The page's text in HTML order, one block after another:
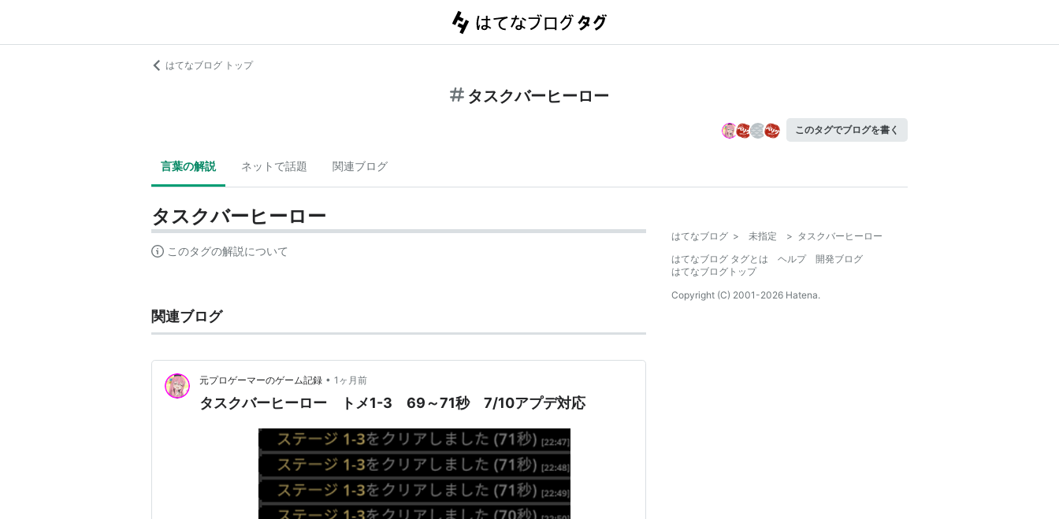
はてなブログ トップ
タスクバーヒーロー
このタグでブログを書く
言葉の解説 ネットで話題 関連ブログ
タスクバーヒーロー
このタグの解説について
関連ブログ
元プロゲーマーのゲーム記録 • 1ヶ月前
タスクバーヒーロー トメ1-3 69～71秒 7/10アプデ対応
はてなブログ > 未指定 > タスクバーヒーロー
はてなブログ タグとは
ヘルプ
開発ブログ
はてなブログトップ
Copyright (C) 2001-2026 Hatena.